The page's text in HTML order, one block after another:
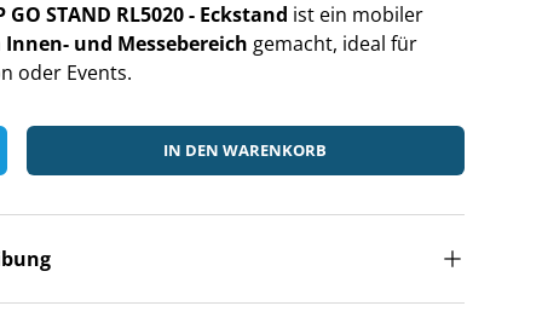
GO STAND RL5020 - Eckstand ist ein mobiler
Innen- und Messebereich gemacht, ideal für
oder Events.
IN DEN WARENKORB